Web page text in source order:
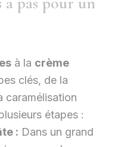
à la crème
clés, de la
caramélisation
étapes :
: Dans un grand